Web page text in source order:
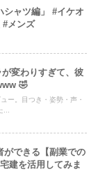
シャツ編」 #イケオ
#メンズ
変わりすぎて、彼
🤣
ー。目つき・姿勢・声・
ができる【副業での
建を活用してみま